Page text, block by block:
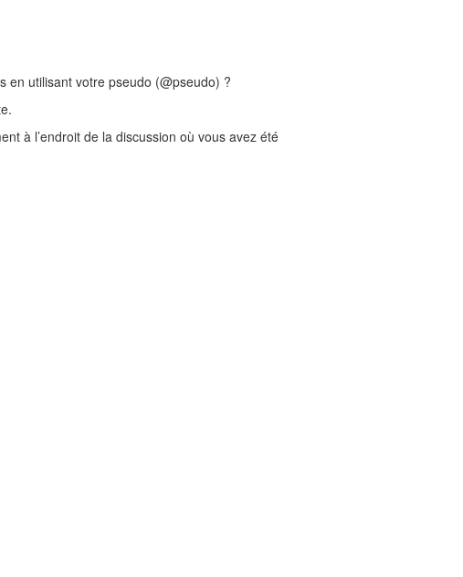
en utilisant votre pseudo (@pseudo) ?
à l’endroit de la discussion où vous avez été